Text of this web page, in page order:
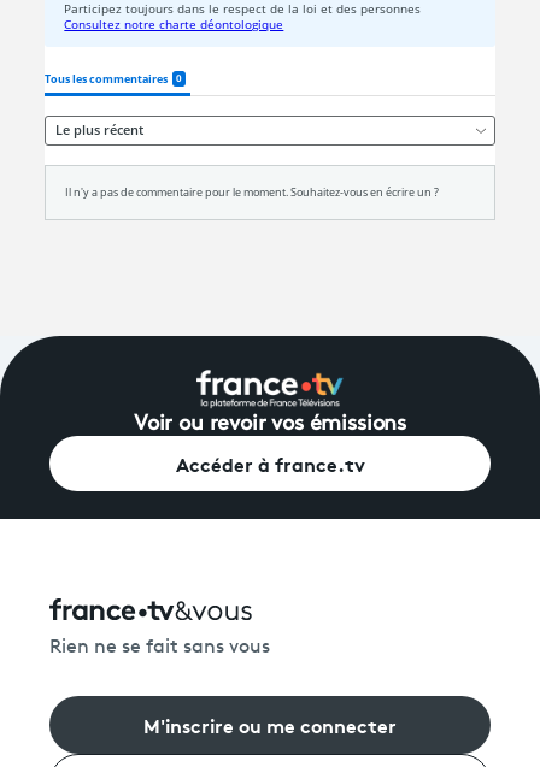
Voir ou revoir vos émissions
Accéder à france.tv
Rien ne se fait sans vous
M'inscrire ou me connecter